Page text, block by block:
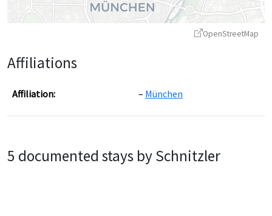
OpenStreetMap
Affiliations
Affiliation: München
5 documented stays by Schnitzler